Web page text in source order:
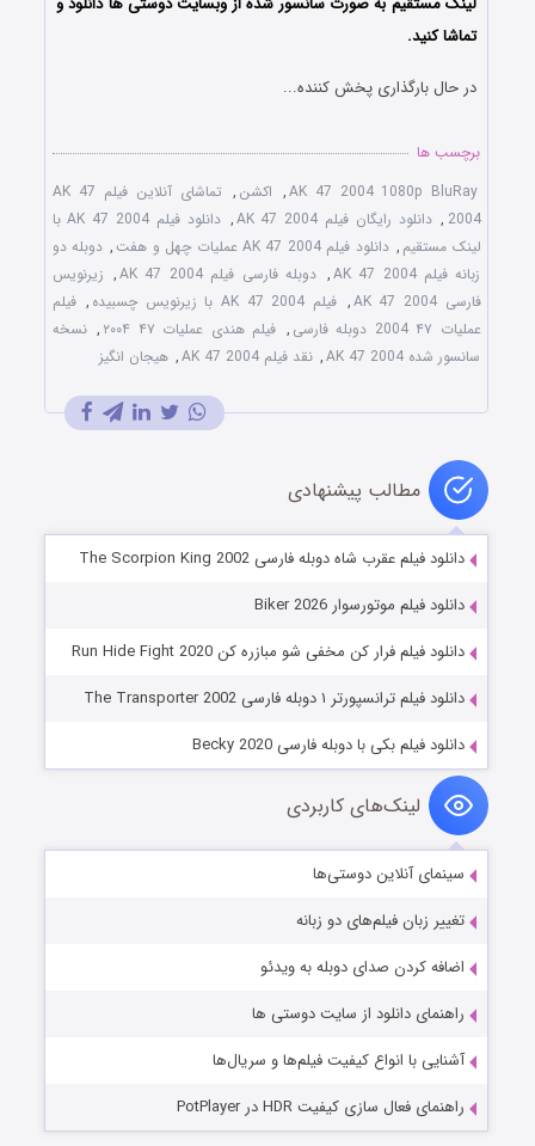
تماشا کنید.
در حال بارگذاری پخش کننده...
برچسب ها
AK 47 2004 1080p BluRay
, اکشن ,
تماشای آنلاین فیلم AK 47
2004
, دانلود رایگان فیلم AK 47 2004 ,
دانلود فیلم AK 47 2004 با
لینک مستقیم , دانلود فیلم AK 47 2004 عملیات چهل و هفت , دوبله دو
زبانه فیلم AK 47 2004
, دوبله فارسی فیلم AK 47 2004 , زیرنویس
فارسی AK 47 2004
, فیلم AK 47 2004 با زیرنویس چسبیده , فیلم
عملیات ۴۷ 2004 دوبله فارسی
, فیلم هندی عملیات ۴۷ ۲۰۰۴ , نسخه
سانسور شده AK 47 2004
, نقد فیلم AK 47 2004 , هیجان انگیز
مطالب پیشنهادی
دانلود فیلم عقرب شاه دوبله فارسی The Scorpion King 2002
دانلود فیلم موتورسوار Biker 2026
دانلود فیلم فرار کن مخفی شو مبازره کن Run Hide Fight 2020
دانلود فیلم ترانسپورتر ۱ دوبله فارسی The Transporter 2002
دانلود فیلم بکی با دوبله فارسی Becky 2020
لینک‌های کاربردی
سینمای آنلاین دوستی‌ها
تغییر زبان فیلم‌های دو زبانه
اضافه کردن صدای دوبله به ویدئو
راهنمای دانلود از سایت دوستی ها
آشنایی با انواع کیفیت فیلم‌ها و سریال‌ها
راهنمای فعال سازی کیفیت HDR در PotPlayer